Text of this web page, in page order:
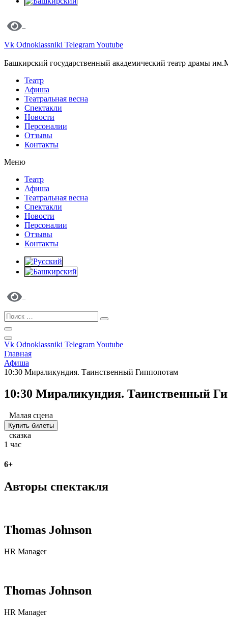
Vk Odnoklassniki TelegramYoutube
Башкирский государственный академический театр драмы
Театр
Афиша
Театральная весна
Спектакли
Новости
Персоналии
Отзывы
Контакты
Меню
Театр
Афиша
Театральная весна
Спектакли
Новости
Персоналии
Отзывы
Контакты
Vk Odnoklassniki TelegramYoutube
Главная
Афиша
10:30 Мираликундия. Таинственный Гиппопотам
10:30 Мираликундия. Таинственный
Малая сцена
Купить билеты
сказка
1 час
6+
Авторы спектакля
Thomas Johnson
HR Manager
Thomas Johnson
HR Manager